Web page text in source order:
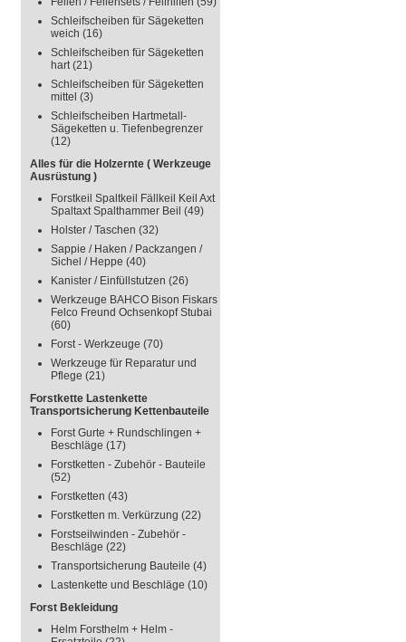
Schleifscheiben für Sägeketten
weich (16)
Schleifscheiben für Sägeketten
hart(21)
Schleifscheiben für Sägeketten
mittel (3)
Schleifscheiben Hartmetall-
Sägeketten u. Tiefenbegrenzer
(12)
Alles für die Holzernte ( Werkzeuge
Ausrüstung )
Forstkeil Spaltkeil Fällkeil Keil Axt
Spaltaxt Spalthammer Beil (49)
Holster / Taschen (32)
Sappie / Haken / Packzangen /
Sichel / Heppe (40)
Kanister / Einfüllstutzen (26)
Werkzeuge BAHCO Bison Fiskars
Felco Freund Ochsenkopf Stubai
(60)
Forst - Werkzeuge (70)
Werkzeuge für Reparatur und
Pflege (21)
Forstkette Lastenkette
Transportsicherung Kettenbauteile
Forst Gurte + Rundschlingen +
Beschläge (17)
Forstketten - Zubehör - Bauteile
(52)
Forstketten (43)
Forstketten m. Verkürzung (22)
Forstseilwinden - Zubehör -
Beschläge (22)
Transportsicherung Bauteile (4)
Lastenkette und Beschläge (10)
Forst Bekleidung
Helm Forsthelm + Helm -